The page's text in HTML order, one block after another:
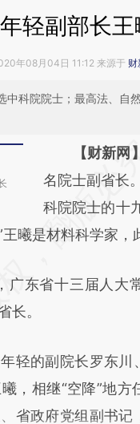
轻副部长
年08月04日 11:12 来源于 财
科院院士；最高法、自
请务必在总
AI基
[https://
(https://
新观点和立场
【财新网
名院士副省长
科院院士的十
曦是材料科学家，
东省十三届人大
长。
的副院长罗东川
，相继“空降”地方
省政府党组副书